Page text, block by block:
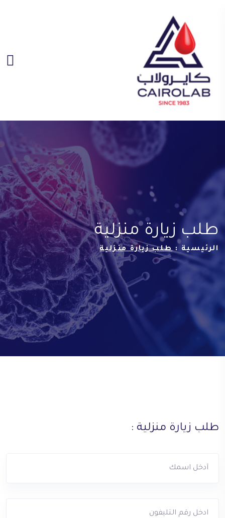
طلب زيارة منزلية
الرئيسية :طلب زيارة منزلية
طلب زيارة منزلية :